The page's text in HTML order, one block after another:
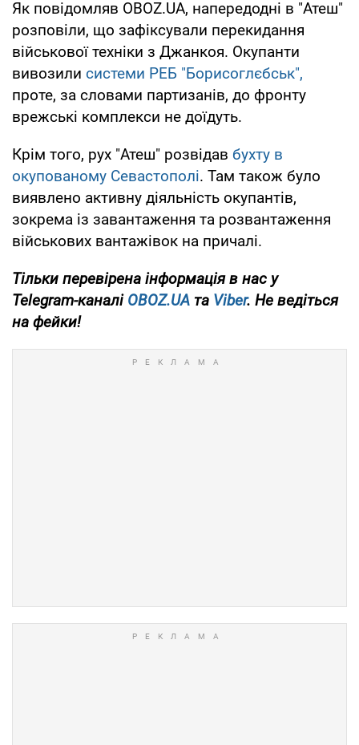
Як повідомляв OBOZ.UA, напередодні в "Атеш"
розповіли, що зафіксували перекидання
військової техніки з Джанкоя. Окупанти
вивозили системи РЕБ "Борисоглєбськ",
проте, за словами партизанів, до фронту
врежські комплекси не доїдуть.
Крім того, рух "Атеш" розвідав бухту в
окупованому Севастополі. Там також було
виявлено активну діяльність окупантів,
зокрема із завантаження та розвантаження
військових вантажівок на причалі.
Тільки перевірена інформація в нас у
Telegram-каналі OBOZ.UA та Viber. Не ведіться
на фейки!